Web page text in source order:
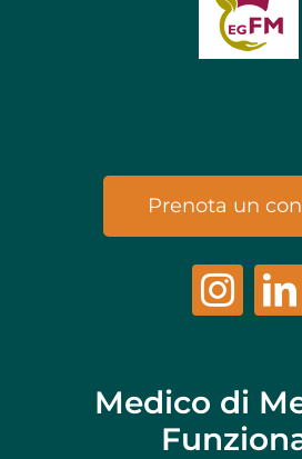
Prenota un
Medico di